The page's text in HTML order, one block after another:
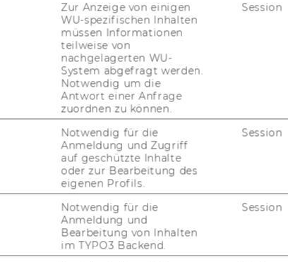
ORGANISATION DER
FORSCHUNG
FORSCHUNGSINFRASTRUKTUR
Zur Anzeige von einigen
WU-spezifischen Inhalten
müssen Informationen
teilweise von
nachgelagerten WU-
System abgefragt werden.
Notwendig um die
Antwort einer Anfrage
zuordnen zu können.
Session
Notwendig für die
Anmeldung und Zugriff
auf geschützte Inhalte
oder zur Bearbeitung des
eigenen Profils.
Session
Notwendig für die
Anmeldung und
Bearbeitung von Inhalten
im TYPO3 Backend.
Session